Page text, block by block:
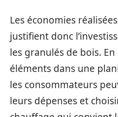
Les économies
justifient donc
les granulés de bois.
éléments dans une
les consommateurs
leurs dépenses et